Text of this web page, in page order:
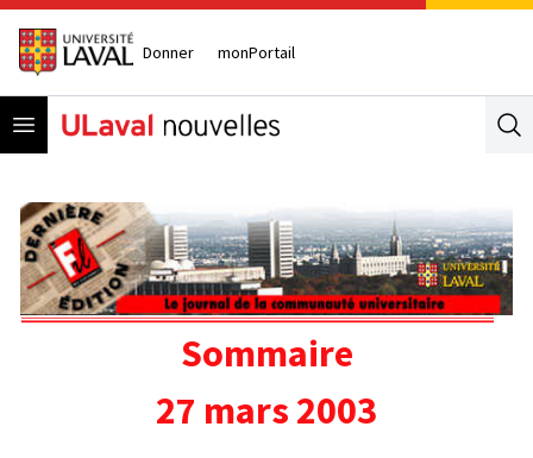
Donner monPortail
Open menu
Sommaire
27 mars 2003